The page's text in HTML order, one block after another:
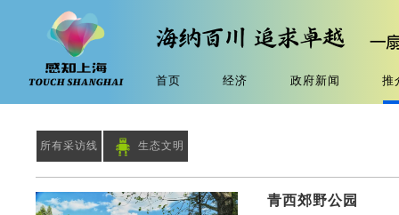
首页 经济 政府新闻 推
所有采访线 生态文明
青西郊野公园